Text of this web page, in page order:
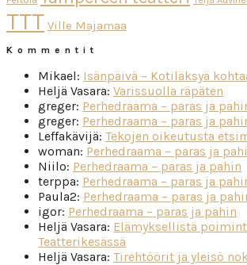
TTT Ville Majamaa
Kommentit
Mikael: Isänpäivä – Kotiläksyä
Heljä Vasara: Varissuolla räpäten
greger: Perhedraama – paras ja
greger: Perhedraama – paras ja
Leffakävijä: Tekojen oikeutusta
woman: Perhedraama – paras ja
Niilo: Perhedraama – paras ja pahin
terppa: Perhedraama – paras ja
Paula2: Perhedraama – paras ja
igor: Perhedraama – paras ja pahin
Heljä Vasara: Elämyksellistä
Teatterikesässä
Heljä Vasara: Tirehtöörit ja yleisö